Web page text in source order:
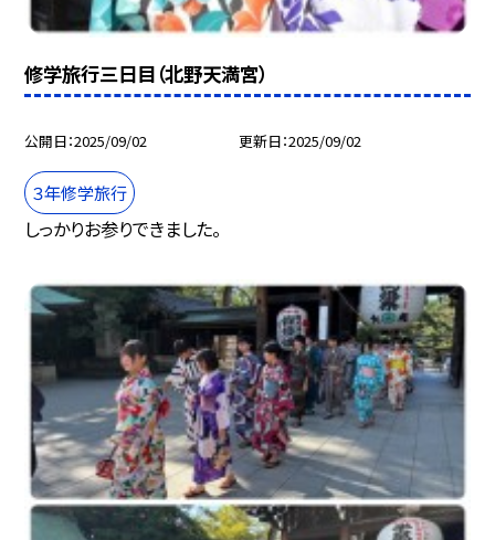
修学旅行三日目（北野天満宮）
公開日 2025/09/02 更新日 2025/09/02
３年修学旅行
しっかりお参りできました。